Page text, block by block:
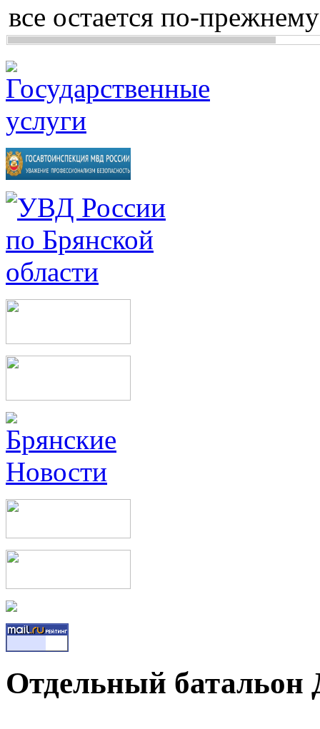
все остается по-
Отдельный